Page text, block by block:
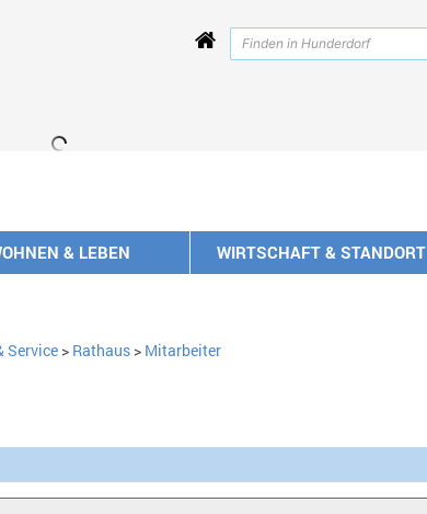
& LEBEN WIRTSCHAFT & STANDORT
Service> Rathaus> Mitarbeiter